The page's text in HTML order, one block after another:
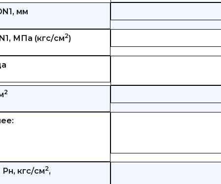
мм
МПа (кгс/см2)
2
кгс/см2,